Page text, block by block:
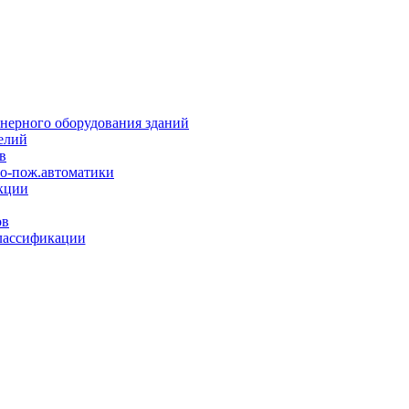
оборудования зданий
пож.автоматики